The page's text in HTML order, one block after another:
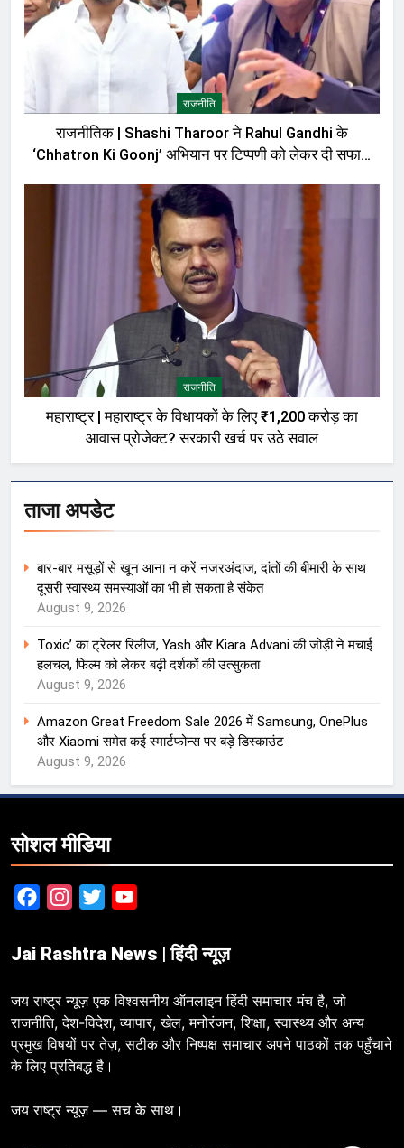
राजनीति
राजनीतिक | Shashi Tharoor ने Rahul Gandhi के
‘Chhatron Ki Goonj’ अभियान पर टिप्पणी को लेकर दी सफाई,
राजनीति
महाराष्ट्र | महाराष्ट्र के विधायकों के लिए ₹1,200 करोड़ का
आवास प्रोजेक्ट? सरकारी खर्च पर उठे सवाल
ताजा अपडेट
बार-बार मसूड़ों से खून आना न करें नजरअंदाज, दांतों की बीमारी के साथ
दूसरी स्वास्थ्य समस्याओं का भी हो सकता है संकेत
August 9, 2026
Toxic’ का ट्रेलर रिलीज, Yash और Kiara Advani की जोड़ी ने मचाई
हलचल, फिल्म को लेकर बढ़ी दर्शकों की उत्सुकता
August 9, 2026
Amazon Great Freedom Sale 2026 में Samsung, OnePlus
और Xiaomi समेत कई स्मार्टफोन्स पर बड़े डिस्काउंट
August 9, 2026
सोशल मीडिया
FacebookInstagram
Twitter
Jai Rashtra News | हिंदी न्यूज़
जय राष्ट्र न्यूज़ एक विश्वसनीय ऑनलाइन हिंदी समाचार मंच है, जो
राजनीति, देश-विदेश, व्यापार, खेल, मनोरंजन, शिक्षा, स्वास्थ्य और अन्य
प्रमुख विषयों पर तेज़, सटीक और निष्पक्ष समाचार अपने पाठकों तक पहुँचाने
के लिए प्रतिबद्ध है।
जय राष्ट्र न्यूज़ — सच के साथ।